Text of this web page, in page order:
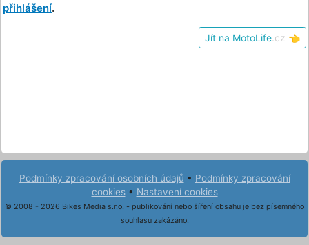
přihlášení.
Jít na MotoLife .cz 👈
Podmínky zpracování osobních údajů • Podmínky zpracování
cookies• Nastavení cookies
© 2008 - 2026 Bikes Media s.r.o. - publikování nebo šíření obsahu je bez písemného
souhlasu zakázáno.